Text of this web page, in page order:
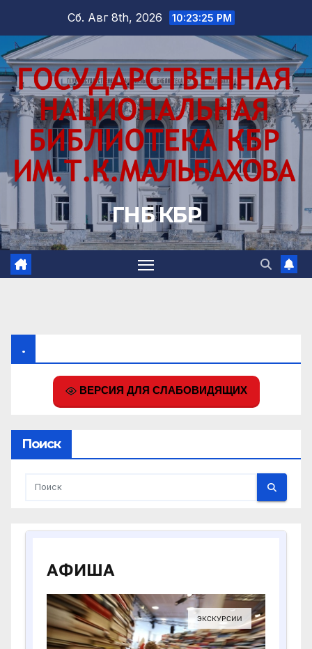
содержимому
Сб. Авг 8th, 2026 10:23:26 PM
ГНБ КБР
.
ВЕРСИЯ ДЛЯ СЛАБОВИДЯЩИХ
Поиск